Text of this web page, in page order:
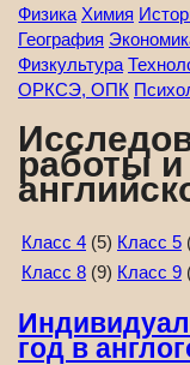
Физика Химия
География
Физкультура
ОРКСЭ, ОПК
работы
Класс 4 (5) Класс 5
Класс 8 (9) Класс 9
год в